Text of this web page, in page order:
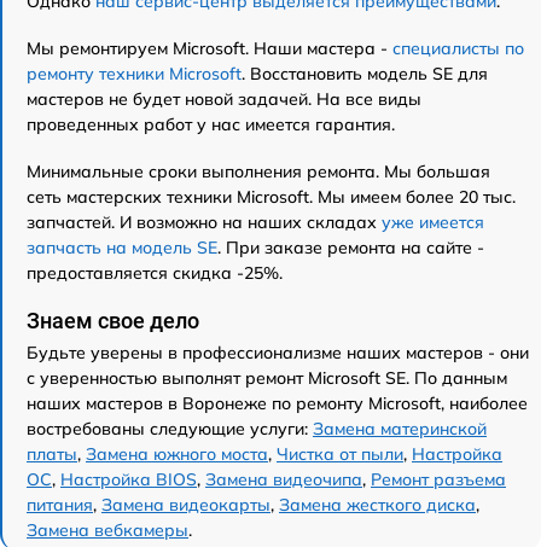
Мы ремонтируем Microsoft. Наши мастера - специалисты по
ремонту техники Microsoft. Восстановить модель SE для
мастеров не будет новой задачей. На все виды
проведенных работ у нас имеется гарантия.
Минимальные сроки выполнения ремонта. Мы большая
сеть мастерских техники Microsoft. Мы имеем более 20 тыс.
запчастей. И возможно на наших складах уже имеется
запчасть на модель SE. При заказе ремонта на сайте -
предоставляется скидка -25%.
Знаем свое дело
Будьте уверены в профессионализме наших мастеров - они
с уверенностью выполнят ремонт Microsoft SE. По данным
наших мастеров в Воронеже по ремонту Microsoft, наиболее
востребованы следующие услуги: Замена материнской
платы, Замена южного моста, Чистка от пыли, Настройка
ОС, Настройка BIOS, Замена видеочипа, Ремонт разъема
питания, Замена видеокарты, Замена жесткого диска,
Замена вебкамеры.